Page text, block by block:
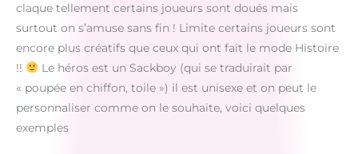
claque tellement certains joueurs sont doués mais
surtout on s’amuse sans fin ! Limite certains joueurs sont
encore plus créatifs que ceux qui ont fait le mode Histoire
!!
Le héros est un Sackboy (qui se traduirait par
« poupée en chiffon, toile ») il est unisexe et on peut le
personnaliser comme on le souhaite, voici quelques
exemples